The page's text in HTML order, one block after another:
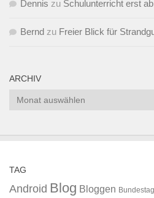
Dennis zu Schulunterricht erst
Bernd zu Freier Blick für
ARCHIV
Archiv
TAG
Android Blog Bloggen